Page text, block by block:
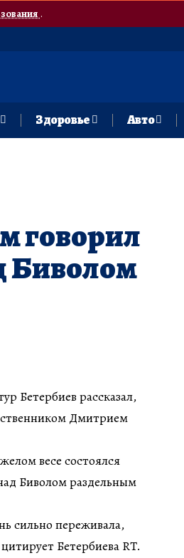
.
Здоровье Авто
говорил
Биволом
Бетербиев рассказал,
Дмитрием
весе состоялся
Биволом раздельным
сильно переживала,
Бетербиева RT.